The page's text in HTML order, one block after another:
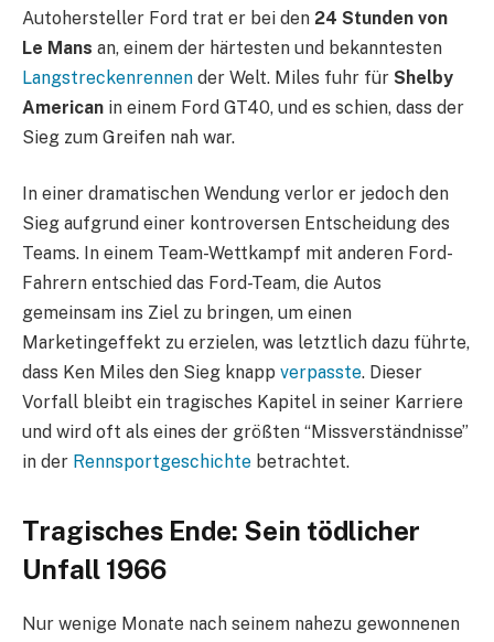
Autohersteller Ford trat er bei den 24 Stunden von
Le Mans an, einem der härtesten und bekanntesten
Langstreckenrennen der Welt. Miles fuhr für Shelby
American in einem Ford GT40, und es schien, dass der
Sieg zum Greifen nah war.
In einer dramatischen Wendung verlor er jedoch den
Sieg aufgrund einer kontroversen Entscheidung des
Teams. In einem Team-Wettkampf mit anderen Ford-
Fahrern entschied das Ford-Team, die Autos
gemeinsam ins Ziel zu bringen, um einen
Marketingeffekt zu erzielen, was letztlich dazu führte,
dass Ken Miles den Sieg knapp verpasste. Dieser
Vorfall bleibt ein tragisches Kapitel in seiner Karriere
und wird oft als eines der größten “Missverständnisse”
in der Rennsportgeschichte betrachtet.
Tragisches Ende: Sein tödlicher
Unfall 1966
Nur wenige Monate nach seinem nahezu gewonnenen